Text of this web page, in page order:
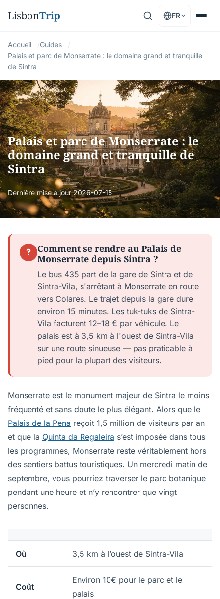
LisbonTrip FR
Accueil
Guides
Palais et parc de Monserrate : le domaine grand et tranquille
de Sintra
Palais et parc de Monserrate : le
domaine grand et tranquille de
Sintra
Dernière mise à jour2026-07-15
?
Comment se rendre au Palais de
Monserrate depuis Sintra ?
Le bus 435 part de la gare de Sintra et de
Sintra-Vila, s'arrêtant à Monserrate en route
vers Colares. Le trajet depuis la gare dure
environ 15 minutes. Les tuk-tuks de Sintra-
Vila facturent 12–18 € par véhicule. Le
palais est à 3,5 km à l'ouest de Sintra-Vila
sur une route sinueuse — pas praticable à
pied pour la plupart des visiteurs.
Monserrate est le monument majeur de Sintra le moins
fréquenté et sans doute le plus élégant. Alors que le
Palais de la Pena reçoit 1,5 million de visiteurs par an
et que la Quinta da Regaleira s’est imposée dans tous
les programmes, Monserrate reste véritablement hors
des sentiers battus touristiques. Un mercredi matin de
septembre, vous pourriez traverser le parc botanique
pendant une heure et n’y rencontrer que vingt
personnes.
Où 3,5 km à l’ouest de Sintra-Vila
Coût
Environ 10€ pour le parc et le
palais